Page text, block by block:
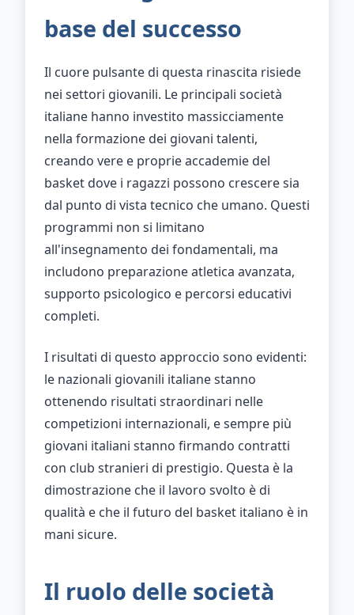
base del successo
Il cuore pulsante di questa rinascita risiede
nei settori giovanili. Le principali società
italiane hanno investito massicciamente
nella formazione dei giovani talenti,
creando vere e proprie accademie del
basket dove i ragazzi possono crescere sia
dal punto di vista tecnico che umano. Questi
programmi non si limitano
all'insegnamento dei fondamentali, ma
includono preparazione atletica avanzata,
supporto psicologico e percorsi educativi
completi.
I risultati di questo approccio sono evidenti:
le nazionali giovanili italiane stanno
ottenendo risultati straordinari nelle
competizioni internazionali, e sempre più
giovani italiani stanno firmando contratti
con club stranieri di prestigio. Questa è la
dimostrazione che il lavoro svolto è di
qualità e che il futuro del basket italiano è in
mani sicure.
Il ruolo delle società